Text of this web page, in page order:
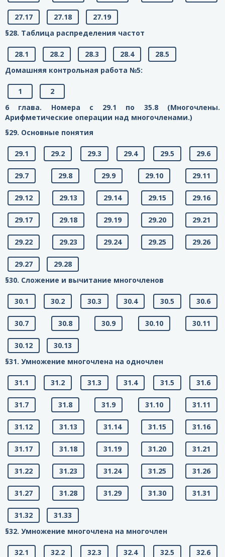
27.17 27.18
27.19
§28. Таблица распределения частот
28.1 28.2 28.3 28.4
28.5
Домашняя контрольная работа №5:
1
2
6 глава. Номера с 29.1 по 35.8 (Многочлены.
Арифметические операции над многочленами.)
§29. Основные понятия
29.1 29.2 29.3 29.4 29.5 29.6
29.7 29.8 29.9 29.10 29.11
29.12 29.13 29.14 29.15 29.16
29.17 29.18 29.19 29.20 29.21
29.22 29.23 29.24 29.25 29.26
29.27
29.28
§30. Сложение и вычитание многочленов
30.1 30.2 30.3 30.4 30.5 30.6
30.7 30.8 30.9 30.10 30.11
30.12
30.13
§31. Умножение многочлена на одночлен
31.1 31.2 31.3 31.4 31.5 31.6
31.7 31.8 31.9 31.10 31.11
31.12 31.13 31.14 31.15 31.16
31.17 31.18 31.19 31.20 31.21
31.22 31.23 31.24 31.25 31.26
31.27 31.28 31.29 31.30 31.31
31.32
31.33
§32. Умножение многочлена на многочлен
32.1 32.2 32.3 32.4 32.5 32.6